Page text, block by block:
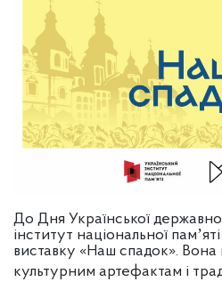
До Дня Української
інститут національної
виставку «Наш спадок».
культурним артефактам і